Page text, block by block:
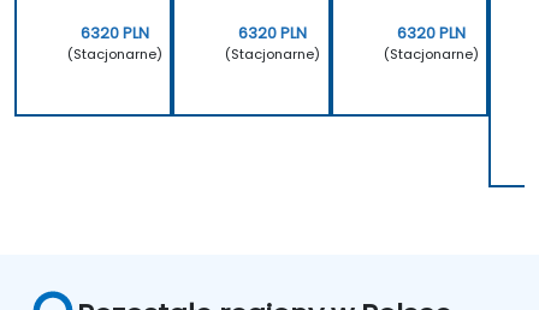
6320 PLN
(Stacjonarne)
6320 PLN
(Stacjonarne)
6320 PLN
(Stacjonarne)